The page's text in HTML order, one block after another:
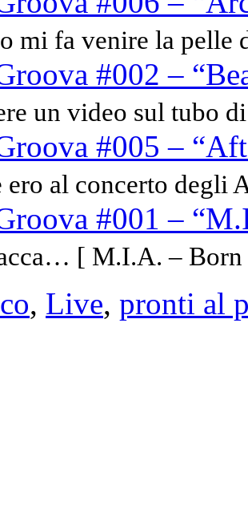
mi fa venire la pelle
#002 –
un video sul tubo
#005 –
ero al concerto degli
#001 –
[ M.I.A. – Born
, Live, pronti al